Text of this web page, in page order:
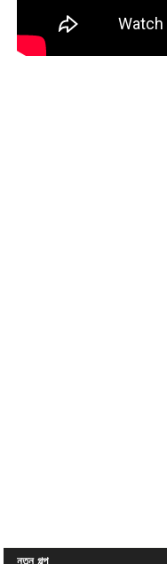
নতুন গল্প